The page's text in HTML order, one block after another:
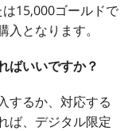
15,000ゴールドで
となります。
ばいいですか？
するか、対応する
ば、デジタル限定